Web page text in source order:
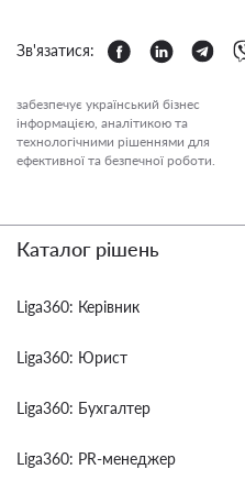
Зв'язатися:
забезпечує український бізнес
інформацією, аналітикою та
технологічними рішеннями для
ефективної та безпечної роботи.
Каталог рішень
Liga360: Керівник
Liga360: Юрист
Liga360: Бухгалтер
Liga360: PR-менеджер